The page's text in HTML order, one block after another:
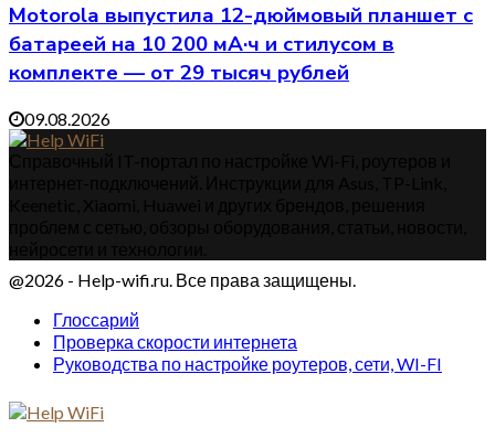
Motorola выпустила 12-дюймовый планшет с
батареей на 10 200 мА·ч и стилусом в
комплекте — от 29 тысяч рублей
09.08.2026
@2026 - Help-wifi.ru. Все права защищены.
Глоссарий
Проверка скорости интернета
Руководства по настройке роутеров, сети, WI-FI